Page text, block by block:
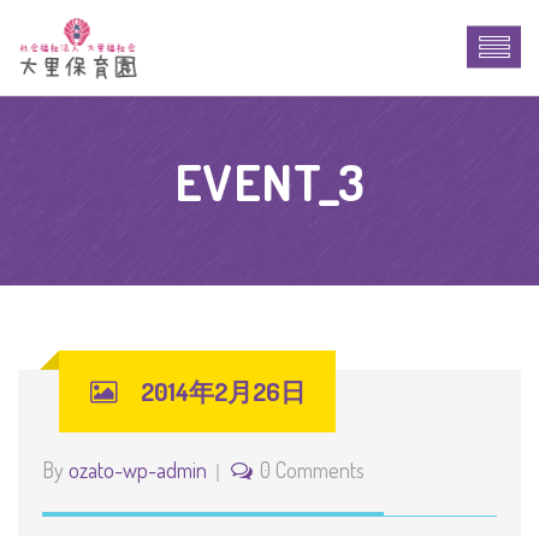
EVENT_3
2014年2月26日
By ozato-wp-admin 0 Comments